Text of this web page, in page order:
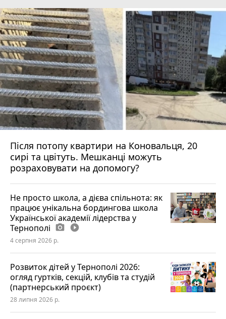
Після потопу квартири на Коновальця, 20
сирі та цвітуть. Мешканці можуть
розраховувати на допомогу?
Не просто школа, а дієва спільнота: як
працює унікальна бордингова школа
Української академії лідерства у
Тернополі photo_camera play_circle_filled
4 серпня 2026 р.
Розвиток дітей у Тернополі 2026:
огляд гуртків, секцій, клубів та студій
(партнерський проєкт)
28 липня 2026 р.